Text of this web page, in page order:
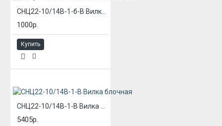
1000р.
Купить
5405р.